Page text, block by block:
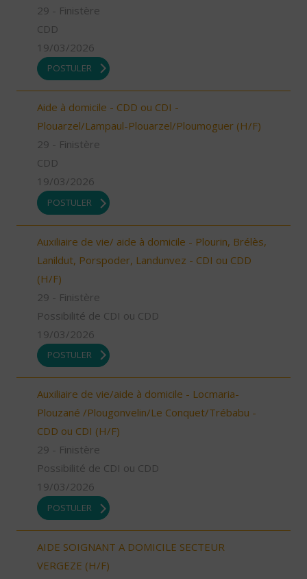
29 - Finistère
CDD
19/03/2026
POSTULER
Aide à domicile - CDD ou CDI -
Plouarzel/Lampaul-Plouarzel/Ploumoguer (H/F)
29 - Finistère
CDD
19/03/2026
POSTULER
Auxiliaire de vie/ aide à domicile - Plourin, Brélès,
Lanildut, Porspoder, Landunvez - CDI ou CDD
(H/F)
29 - Finistère
Possibilité de CDI ou CDD
19/03/2026
POSTULER
Auxiliaire de vie/aide à domicile - Locmaria-
Plouzané /Plougonvelin/Le Conquet/Trébabu -
CDD ou CDI (H/F)
29 - Finistère
Possibilité de CDI ou CDD
19/03/2026
POSTULER
AIDE SOIGNANT A DOMICILE SECTEUR
VERGEZE (H/F)